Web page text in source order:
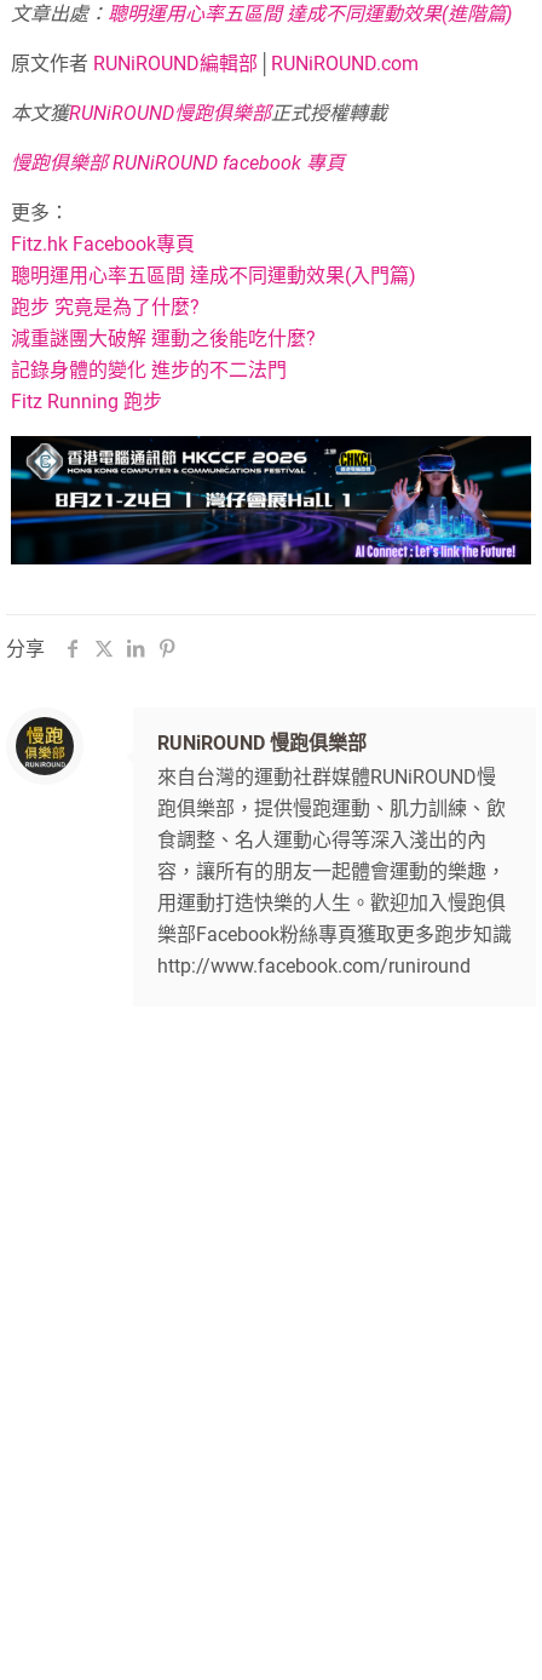
文章出處： 聰明運用心率五區間 達成不同運動效果(進階篇)
原文作者 RUNiROUND編輯部 RUNiROUND.com
本文獲RUNiROUND慢跑俱樂部正式授權轉載
慢跑俱樂部 RUNiROUND facebook 專頁
更多：
Fitz.hk Facebook專頁
聰明運用心率五區間 達成不同運動效果(入門篇)
跑步 究竟是為了什麼?
減重謎團大破解 運動之後能吃什麼?
記錄身體的變化 進步的不二法門
Fitz Running 跑步
分享
RUNiROUND 慢跑俱樂部
來自台灣的運動社群媒體RUNiROUND慢
跑俱樂部，提供慢跑運動、肌力訓練、飲
食調整、名人運動心得等深入淺出的內
容，讓所有的朋友一起體會運動的樂趣，
用運動打造快樂的人生。歡迎加入慢跑俱
樂部Facebook粉絲專頁獲取更多跑步知識
http://www.facebook.com/runiround